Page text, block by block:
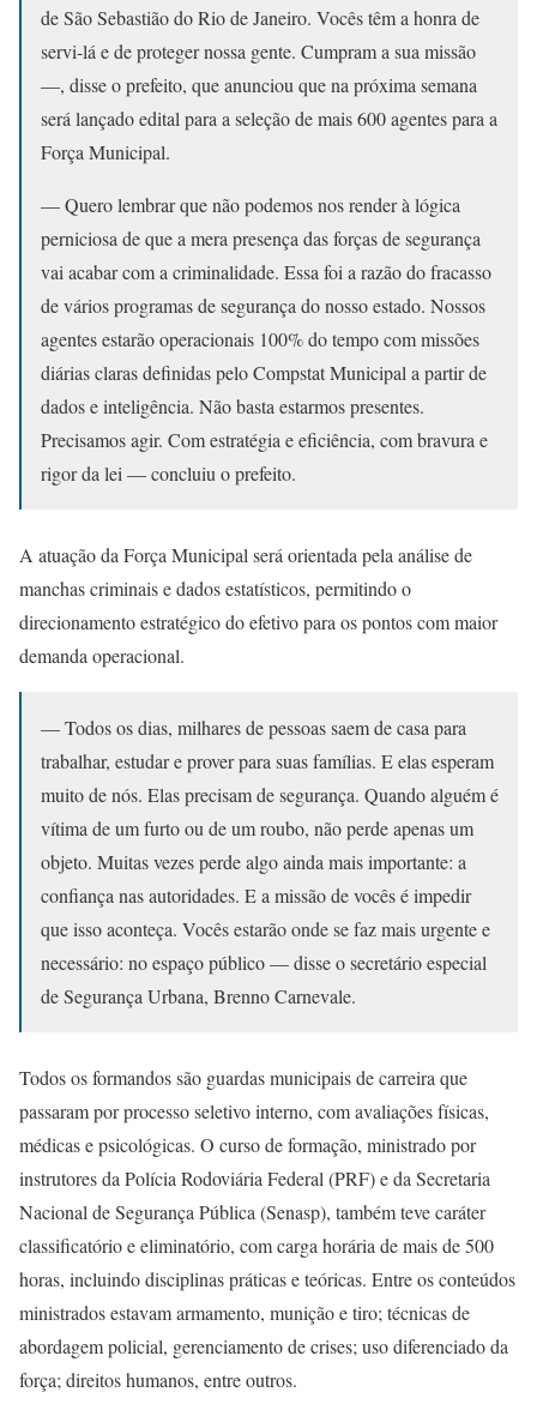
de São Sebastião do Rio de Janeiro. Vocês têm a honra de
servi-lá e de proteger nossa gente. Cumpram a sua missão
—, disse o prefeito, que anunciou que na próxima semana
será lançado edital para a seleção de mais 600 agentes para a
Força Municipal.
— Quero lembrar que não podemos nos render à lógica
perniciosa de que a mera presença das forças de segurança
vai acabar com a criminalidade. Essa foi a razão do fracasso
de vários programas de segurança do nosso estado. Nossos
agentes estarão operacionais 100% do tempo com missões
diárias claras definidas pelo Compstat Municipal a partir de
dados e inteligência. Não basta estarmos presentes.
Precisamos agir. Com estratégia e eficiência, com bravura e
rigor da lei — concluiu o prefeito.
A atuação da Força Municipal será orientada pela análise de
manchas criminais e dados estatísticos, permitindo o
direcionamento estratégico do efetivo para os pontos com maior
demanda operacional.
— Todos os dias, milhares de pessoas saem de casa para
trabalhar, estudar e prover para suas famílias. E elas esperam
muito de nós. Elas precisam de segurança. Quando alguém é
vítima de um furto ou de um roubo, não perde apenas um
objeto. Muitas vezes perde algo ainda mais importante: a
confiança nas autoridades. E a missão de vocês é impedir
que isso aconteça. Vocês estarão onde se faz mais urgente e
necessário: no espaço público — disse o secretário especial
de Segurança Urbana, Brenno Carnevale.
Todos os formandos são guardas municipais de carreira que
passaram por processo seletivo interno, com avaliações físicas,
médicas e psicológicas. O curso de formação, ministrado por
instrutores da Polícia Rodoviária Federal (PRF) e da Secretaria
Nacional de Segurança Pública (Senasp), também teve caráter
classificatório e eliminatório, com carga horária de mais de 500
horas, incluindo disciplinas práticas e teóricas. Entre os conteúdos
ministrados estavam armamento, munição e tiro; técnicas de
abordagem policial, gerenciamento de crises; uso diferenciado da
força; direitos humanos, entre outros.